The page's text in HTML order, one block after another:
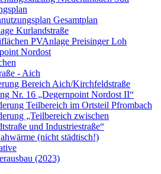
Gesamtplan
Kurlandstraße
PV­Anlage Preisinger Loh
Nordost
- Aich
Bereich Aich/Kirchfeldstraße
Nr. 16 „Degernpoint Nordost II“
Teilbereich im Ortsteil Pfrombach
„Teilbereich zwischen
und Industriestraße“
(nicht städtisch!)
(2023)